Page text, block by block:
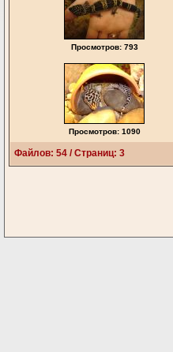
Просмотров: 793
Просмотров: 1090
Файлов: 54 / Страниц: 3